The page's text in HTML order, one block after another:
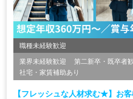
職種未経験歓迎
業界未経験歓迎 第二新卒・既卒者
社宅・家賃補助あり
【フレッシュな人材求む★】お